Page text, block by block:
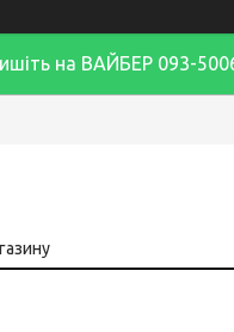
на ВАЙБЕР 093-